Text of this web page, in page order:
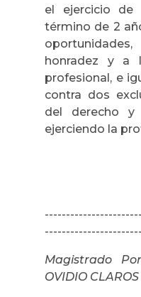
el ejercicio
término de 2
honradez y a
profesional, e
contra dos
del derecho
ejerciendo la
Magistrado
OVIDIO